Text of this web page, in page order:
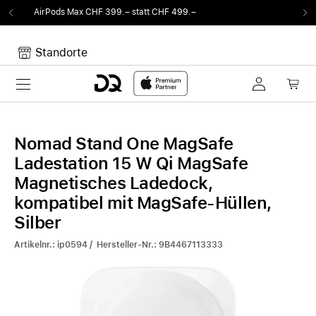
statt CHF 499.– DQ
Standorte
Toggle navigation
Nomad Stand One MagSafe
Ladestation 15 W Qi MagSafe
Magnetisches Ladedock,
kompatibel mit MagSafe-Hüllen,
Silber
Artikelnr.: ip0594 / Hersteller-Nr.: 9B4467113333